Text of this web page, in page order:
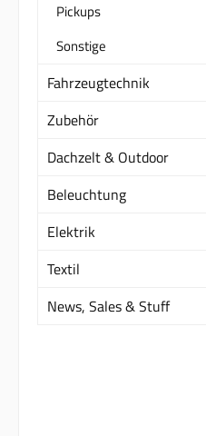
Pickups
Sonstige
Fahrzeugtechnik
Zubehör
Dachzelt & Outdoor
Beleuchtung
Elektrik
Textil
News, Sales & Stuff